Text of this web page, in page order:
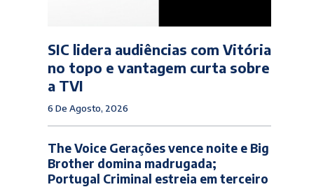
SIC lidera audiências com Vitória
no topo e vantagem curta sobre
a TVI
6 De Agosto, 2026
The Voice Gerações vence noite e Big
Brother domina madrugada;
Portugal Criminal estreia em terceiro